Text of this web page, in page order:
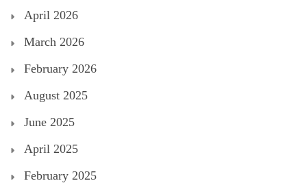
April 2026
March 2026
February 2026
August 2025
June 2025
April 2025
February 2025